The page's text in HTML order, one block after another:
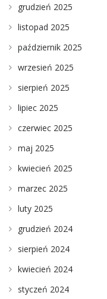
grudzień 2025
listopad 2025
październik 2025
wrzesień 2025
sierpień 2025
lipiec 2025
czerwiec 2025
maj 2025
kwiecień 2025
marzec 2025
luty 2025
grudzień 2024
sierpień 2024
kwiecień 2024
styczeń 2024